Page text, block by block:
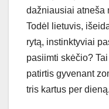
dažniausiai atneša
Todėl lietuvis,
rytą, instinktyviai
pasiimti skėčio?
patirtis gyvenant
tris kartus per dieną.